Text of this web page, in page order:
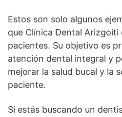
Estos son solo algunos
que Clínica Dental Arizgoiti
pacientes. Su objetivo es
atención dental integral y
mejorar la salud bucal y la
paciente.
Si estás buscando un